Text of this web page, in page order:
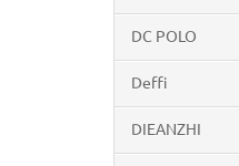
DC POLO
Deffi
DIEANZHI